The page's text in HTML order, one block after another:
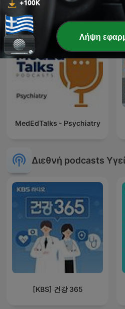
MedEdTalks - Psychiatry
Διεθνή podcasts
[KBS] 건강 365
Λήψη